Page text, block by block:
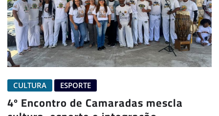
CULTURA ESPORTE
4º Encontro de Camaradas mescla